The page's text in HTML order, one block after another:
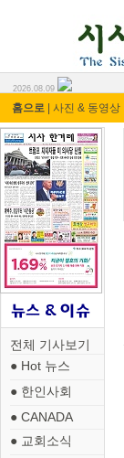
2026.08.09
홈으로 사진 & 동영상
전체 기사보기
● Hot 뉴스
● 한인사회
● CANADA
● 교회소식